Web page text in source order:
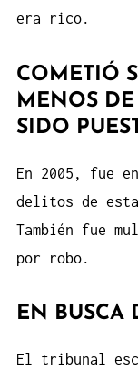
era rico.
COMETIÓ
MENOS
SIDO
En 2005, fue
delitos de
También fue
por robo.
EN BUSCA
El tribunal